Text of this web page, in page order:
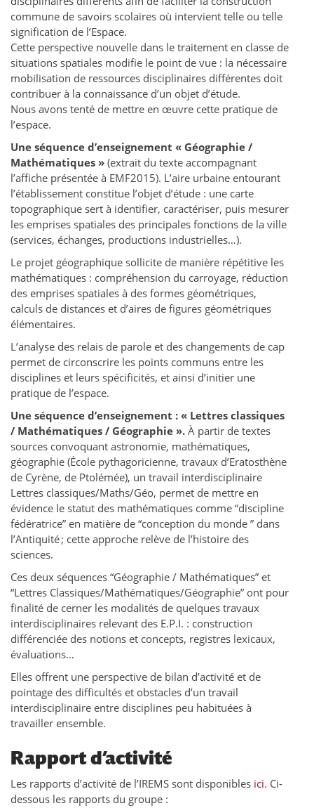
commune de savoirs scolaires où intervient telle ou telle
signification de l’Espace.
Cette perspective nouvelle dans le traitement en classe de
situations spatiales modifie le point de vue : la nécessaire
mobilisation de ressources disciplinaires différentes doit
contribuer à la connaissance d’un objet d’étude.
Nous avons tenté de mettre en œuvre cette pratique de
l’espace.
Une séquence d’enseignement « Géographie /
Mathématiques » (extrait du texte accompagnant
l’affiche présentée à EMF2015). L’aire urbaine entourant
l’établissement constitue l’objet d’étude : une carte
topographique sert à identifier, caractériser, puis mesurer
les emprises spatiales des principales fonctions de la ville
(services, échanges, productions industrielles…).
Le projet géographique sollicite de manière répétitive les
mathématiques : compréhension du carroyage, réduction
des emprises spatiales à des formes géométriques,
calculs de distances et d’aires de figures géométriques
élémentaires.
L’analyse des relais de parole et des changements de cap
permet de circonscrire les points communs entre les
disciplines et leurs spécificités, et ainsi d’initier une
pratique de l’espace.
Une séquence d’enseignement : « Lettres classiques
/ Mathématiques / Géographie ». À partir de textes
sources convoquant astronomie, mathématiques,
géographie (École pythagoricienne, travaux d’Eratosthène
de Cyrène, de Ptolémée), un travail interdisciplinaire
Lettres classiques/Maths/Géo, permet de mettre en
évidence le statut des mathématiques comme “discipline
fédératrice” en matière de “conception du monde ” dans
l’Antiquité ; cette approche relève de l’histoire des
sciences.
Ces deux séquences “Géographie / Mathématiques” et
“Lettres Classiques/Mathématiques/Géographie” ont pour
finalité de cerner les modalités de quelques travaux
interdisciplinaires relevant des E.P.I. : construction
différenciée des notions et concepts, registres lexicaux,
évaluations… ⁣
Elles offrent une perspective de bilan d’activité et de
pointage des difficultés et obstacles d’un travail
interdisciplinaire entre disciplines peu habituées à
travailler ensemble.
Rapport d’activité
Les rapports d’activité de l’IREMS sont disponibles ici. Ci-
dessous les rapports du groupe :